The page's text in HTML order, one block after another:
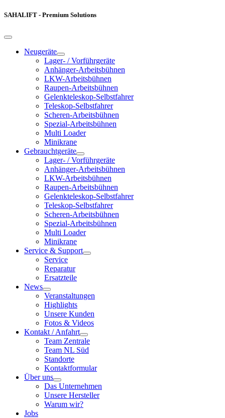
SAHALIFT - Premium Solutions
Neugeräte
Lager- / Vorführgeräte
Anhänger-Arbeitsbühnen
LKW-Arbeitsbühnen
Raupen-Arbeitsbühnen
Gelenkteleskop-Selbstfahrer
Teleskop-Selbstfahrer
Scheren-Arbeitsbühnen
Spezial-Arbeitsbühnen
Multi Loader
Minikrane
Gebrauchtgeräte
Lager- / Vorführgeräte
Anhänger-Arbeitsbühnen
LKW-Arbeitsbühnen
Raupen-Arbeitsbühnen
Gelenkteleskop-Selbstfahrer
Teleskop-Selbstfahrer
Scheren-Arbeitsbühnen
Spezial-Arbeitsbühnen
Multi Loader
Minikrane
Service & Support
Service
Reparatur
Ersatzteile
News
Veranstaltungen
Highlights
Unsere Kunden
Fotos & Videos
Kontakt / Anfahrt
Team Zentrale
Team NL Süd
Standorte
Kontaktformular
Über uns
Das Unternehmen
Unsere Hersteller
Warum wir?
Jobs